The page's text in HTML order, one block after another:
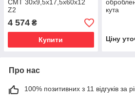
CMT 30х9,5х17,5х60х12
Z2
4 574 ₴
Купити
кута
Ціну
Про нас
100% позитивних з 11 відгуків за